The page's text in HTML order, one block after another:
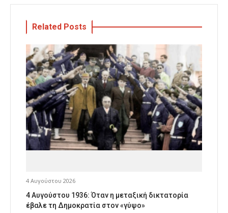
Related Posts
4 Αυγούστου 2026
4 Αυγούστου 1936: Όταν η μεταξική δικτατορία
έβαλε τη Δημοκρατία στον «γύψο»